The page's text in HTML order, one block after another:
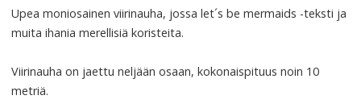
Upea moniosainen viirinauha, jossa let´s be mermaids -teksti ja
muita ihania merellisiä koristeita.
Viirinauha on jaettu neljään osaan, kokonaispituus noin 10
metriä.